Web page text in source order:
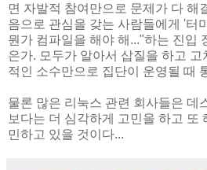
면 자발적 참여만으로 문제가 다 해
음으로 관심을 갖는 사람들에게 '터
뭔가 컴파일을 해야 해..."하는 진입
은가. 모두가 알아서 삽질을 하고
적인 소수만으로 집단이 운영될 때
물론 많은 리눅스 관련 회사들은 데
보다는 더 심각하게 고민을 하고 또
민하고 있을 것이다...